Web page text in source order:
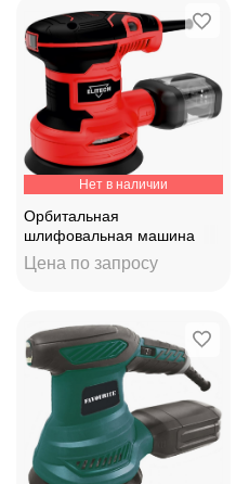
Нет в наличии
Орбитальная
шлифовальная машина
Elitech МШЭ 031Э Master,
202427
Цена по запросу